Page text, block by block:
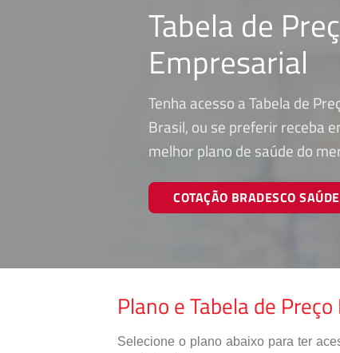
Tabela de
Empresarial
Tenha acesso a Tabela de
Brasil, ou se preferir receba
melhor plano de saúde do
COTAÇÃO BRADESCO
Plano e Tabela de
Selecione o plano abaixo para ter